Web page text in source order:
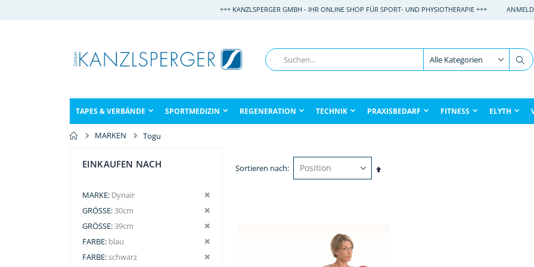
+++ KANZLSPERGER GMBH - IHR ONLINE SHOP FÜR SPORT- UND PHYSIOTHERAPIE +++
Suche
TAPES & VERBÄNDE SPORTMEDIZIN REGENERATION TECHNIK PRAXISBEDARF FITNESS ELYTH
MARKEN Togu
Sortieren nach
In
EINKAUFEN NACH
MARKE Dynair
Dies entfernen
GRÖSSE
30cm
Dies entfernen
GRÖSSE
39cm
Dies entfernen
FARBE blau
Dies entfernen
FARBE schwarz
Dies entfernen